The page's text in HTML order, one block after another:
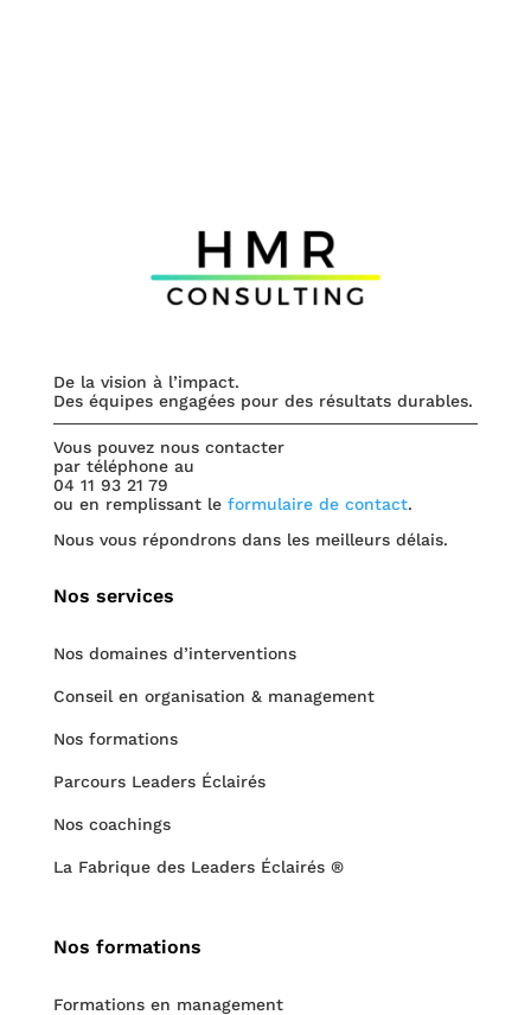
De la vision à l’impact.
Des équipes engagées pour des résultats durables.
Vous pouvez nous contacter
par téléphone au
04 11 93 21 79
ou en remplissant le formulaire de contact.
Nous vous répondrons dans les meilleurs délais.
Nos services
Nos domaines d’interventions
Conseil en organisation & management
Nos formations
Parcours Leaders Éclairés
Nos coachings
La Fabrique des Leaders Éclairés ®
Nos formations
Formations en management